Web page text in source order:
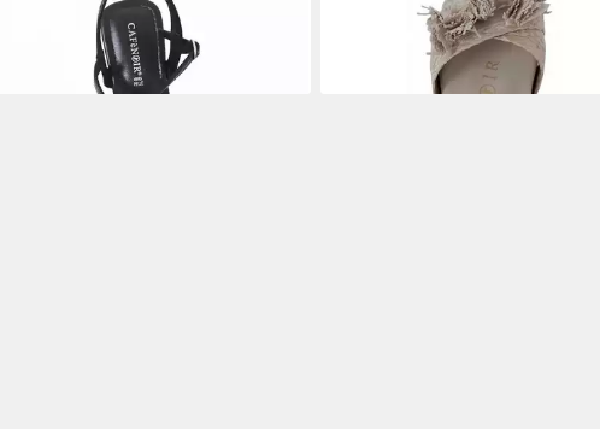
UVP155,00 €
(119,00 €/ 1 Paar)
UVP109,90 €
(94,95 €/ 1 Paar)